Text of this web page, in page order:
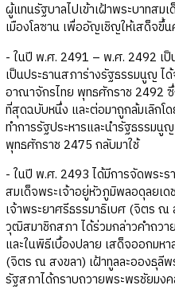
ผู้แทนรัฐบาลไปเข้าเฝ้าพระบาทสม
เมืองโลซาน เพื่ออัญเชิญให้เสด็จขึ้
- ในปี พ.ศ. 2491 – พ.ศ. 2492 เป็
เป็นประธานสภาร่างรัฐธรรมนูญ ไ
อาณาจักรไทย พุทธศักราช 2492
ที่สุดฉบับหนึ่ง และต่อมาถูกล้มเลิก
ทำการรัฐประหารและนำรัฐธรรมนู
พุทธศักราช 2475 กลับมาใช้
- ในปี พ.ศ. 2493 ได้มีการจัดพระร
สมเด็จพระเจ้าอยู่หัวภูมิพลอดุลยเ
เจ้าพระยาศรีธรรมาธิเบศ (จิตร ณ
วุฒิสมาชิกสภา ได้ร่วมกล่าวคำถว
และในพิธีเบื้องปลาย เสด็จออกมห
(จิตร ณ สงขลา) เฝ้าทูลละอองธุลีพ
รัฐสภาได้กราบถวายพระพรชัยมงค